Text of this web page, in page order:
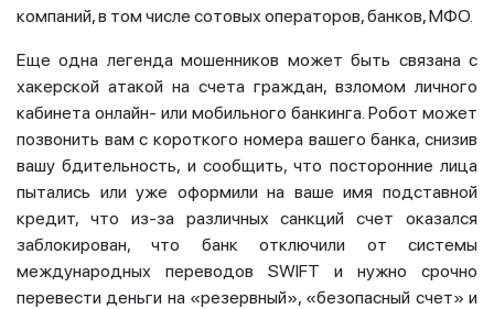
компаний, в том числе сотовых операторов, банков, МФО.
Еще одна легенда мошенников может быть связана с
хакерской атакой на счета граждан, взломом личного
кабинета онлайн- или мобильного банкинга. Робот может
позвонить вам с короткого номера вашего банка, снизив
вашу бдительность, и сообщить, что посторонние лица
пытались или уже оформили на ваше имя подставной
кредит, что из-за различных санкций счет оказался
заблокирован, что банк отключили от системы
международных переводов SWIFT и нужно срочно
перевести деньги на «резервный», «безопасный счет» и